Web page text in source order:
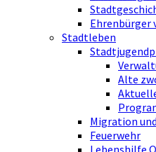
Ehrenbürger
Stadtleben
Alte
Migration
Feuerwehr
Lebenshilfe